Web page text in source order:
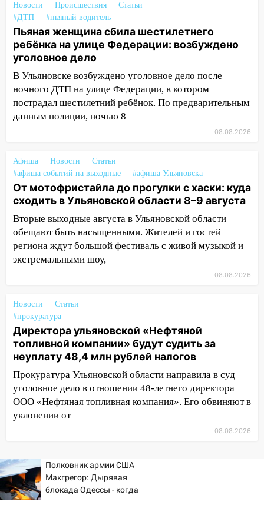
05:18
Судьба готовит сюрприз: гороскоп
на 8 августа — кому повезет с
деньгами, а кого ждет неожиданная
встреча
04:47
В Ульяновской области объявили
ракетную опасность: звучат сирены
07.08.2026
20:40 Ульяновские аграрии смогут
купить тракторы с отсрочкой платежа
19:34
В следственном управлении
состоялось торжественное
мероприятие, приуроченное к
празднованию Дня сотрудника органов
следствия Российской Федерации
19:30 Ульяновцев приглашают
поддержать «Симбирскую чебурашку»
на фестивале «ФормАРТ»
пилотным регионом проекта
«Культурное долголетие»
17:23 Прогноз погоды в Ульяновской
области на 8 августа
17:16 В реанимацию Ульяновской
областной больницы поступили шесть
новых аппаратов ИВЛ
16:51 В Чердаклинском районе
ремонтируют дороги, ставят остановки
16:35
В Ульяновске установили ещё
девять бункеров для крупногабаритного
мусора
Новости Происшествия
Статьи
#ДТП
#пьяный водитель
Пьяная женщина сбила шестилетнего
ребёнка на улице Федерации: возбуждено
уголовное дело
В Ульяновске возбуждено уголовное дело после
ночного ДТП на улице Федерации, в котором
пострадал шестилетний ребёнок. По предварительным
данным полиции, ночью 8
08.08.2026
Афиша Новости
Статьи
#афиша событий на выходные
#афиша Ульяновска
От мотофристайла до прогулки с хаски: куда
сходить в Ульяновской области 8–9 августа
Вторые выходные августа в Ульяновской области
обещают быть насыщенными. Жителей и гостей
региона ждут большой фестиваль с живой музыкой и
экстремальными шоу,
08.08.2026
Новости
Статьи
#прокуратура
Директора ульяновской «Нефтяной
топливной компании» будут судить за
неуплату 48,4 млн рублей налогов
Прокуратура Ульяновской области направила в суд
уголовное дело в отношении 48-летнего директора
ООО «Нефтяная топливная компания». Его обвиняют в
уклонении от
08.08.2026
Полковник армии США
Макгрегор: Дырявая
блокада Одессы - когда